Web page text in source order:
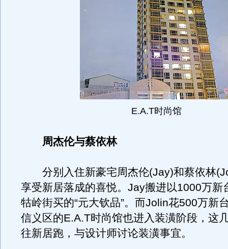
E.A.T时尚馆
周杰伦与蔡依林
分别入住新豪宅周杰伦(Jay)和蔡依林
享受新居落成的喜悦。Jay搬进以1000万新
牯岭街买的“元大钦品”。而Jolin花500万新
信义区的E.A.T时尚馆也进入装潢阶段，这
往新居跑，与设计师讨论装潢事宜。